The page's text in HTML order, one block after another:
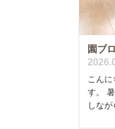
園ブ
こん
す。
しなが